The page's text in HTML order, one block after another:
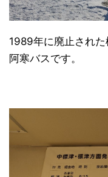
1989年に廃止され
阿寒バスです。